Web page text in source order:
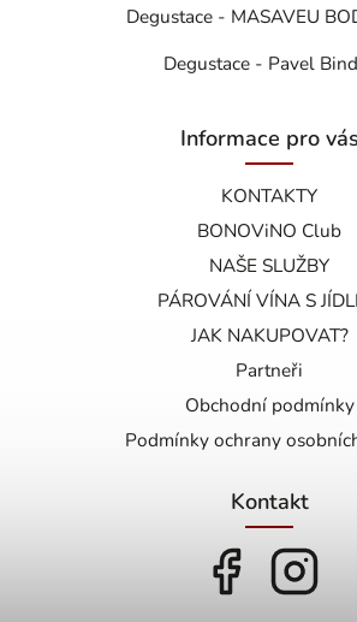
Degustace - MASAVEU
Degustace - Pavel
Informace pro vás
KONTAKTY
BONOViNO Club
NAŠE SLUŽBY
PÁROVÁNÍ VÍNA S
JAK NAKUPOVAT?
Partneři
Obchodní podmínky
Podmínky ochrany
Kontakt